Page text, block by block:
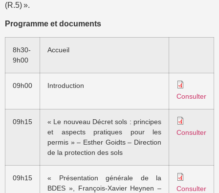
(R.5)».
Programme et documents
8h30-
9h00
Accueil
09h00
Introduction
Consulter
09h15
« Le nouveau Décret sols : principes
et aspects pratiques pour les
permis » – Esther Goidts – Direction
de la protection des sols
Consulter
09h15
« Présentation générale de la
BDES », François-Xavier Heynen –
Consulter